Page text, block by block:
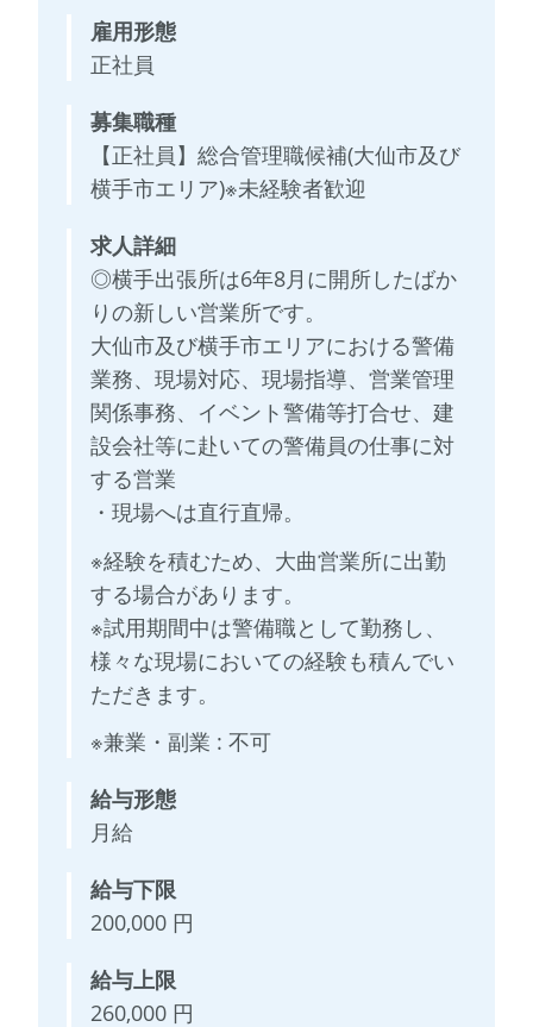
雇用形態
正社員
募集職種
【正社員】総合管理職候補(大仙市及び
横手市エリア)※未経験者歓迎
求人詳細
◎横手出張所は6年8月に開所したばか
りの新しい営業所です。
大仙市及び横手市エリアにおける警備
業務、現場対応、現場指導、営業管理
関係事務、イベント警備等打合せ、建
設会社等に赴いての警備員の仕事に対
する営業
・現場へは直行直帰。
※経験を積むため、大曲営業所に出勤
する場合があります。
※試用期間中は警備職として勤務し、
様々な現場においての経験も積んでい
ただきます。
※兼業・副業 : 不可
給与形態
月給
給与下限
200,000 円
給与上限
260,000 円